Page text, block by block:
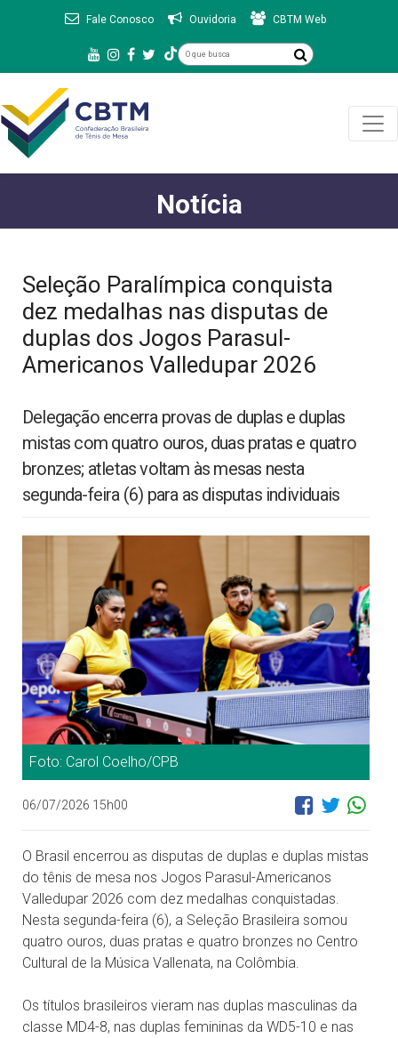
Fale Conosco Ouvidoria CBTM Web
Notícia
Seleção Paralímpica conquista
dez medalhas nas disputas de
duplas dos Jogos Parasul-
Americanos Valledupar 2026
Delegação encerra provas de duplas e duplas
mistas com quatro ouros, duas pratas e quatro
bronzes; atletas voltam às mesas nesta
segunda-feira (6) para as disputas individuais
Foto: Carol Coelho/CPB
06/07/2026 15h00
O Brasil encerrou as disputas de duplas e duplas mistas
do tênis de mesa nos Jogos Parasul-Americanos
Valledupar 2026 com dez medalhas conquistadas.
Nesta segunda-feira (6), a Seleção Brasileira somou
quatro ouros, duas pratas e quatro bronzes no Centro
Cultural de la Música Vallenata, na Colômbia.
Os títulos brasileiros vieram nas duplas masculinas da
classe MD4-8, nas duplas femininas da WD5-10 e nas